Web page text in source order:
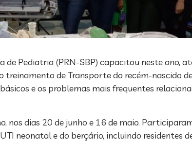
de Pediatria (PRN-SBP) capacitou neste ano,
treinamento de Transporte do recém-nascido
e os problemas mais frequentes
nos dias 20 de junho e 16 de maio.
neonatal e do berçário, incluindo residentes